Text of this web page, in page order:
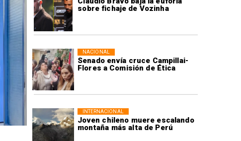
sobre fichaje de Vozinha
Senado envía cruce Campillai-
Flores a Comisión de Ética
NACIONAL
Joven chileno muere escalando
montaña más alta de Perú
INTERNACIONAL